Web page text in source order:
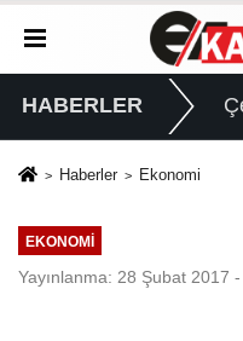
HABERLER
Haberler Ekonomi
EKONOMI
Yayınlanma: 28 Şubat 2017